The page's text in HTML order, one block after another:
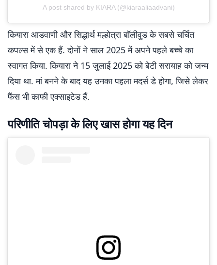
A post shared by KIARA (@kiaraaliaadvani)
कियारा आडवाणी और सिद्धार्थ मल्होत्रा बॉलीवुड के सबसे चर्चित
कपल्स में से एक हैं. दोनों ने साल 2025 में अपने पहले बच्चे का
स्वागत किया. कियारा ने 15 जुलाई 2025 को बेटी सरायाह को जन्म
दिया था. मां बनने के बाद यह उनका पहला मदर्स डे होगा, जिसे लेकर
फैंस भी काफी एक्साइटेड हैं.
परिणीति चोपड़ा के लिए खास होगा यह दिन